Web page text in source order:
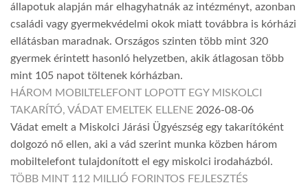
állapotuk alapján már elhagyhatnák az intézményt, azonban
családi vagy gyermekvédelmi okok miatt továbbra is kórházi
ellátásban maradnak. Országos szinten több mint 320
gyermek érintett hasonló helyzetben, akik átlagosan több
mint 105 napot töltenek kórházban.
HÁROM MOBILTELEFONT LOPOTT EGY MISKOLCI
TAKARÍTÓ, VÁDAT EMELTEK ELLENE 2026-08-06
Vádat emelt a Miskolci Járási Ügyészség egy takarítóként
dolgozó nő ellen, aki a vád szerint munka közben három
mobiltelefont tulajdonított el egy miskolci irodaházból.
TÖBB MINT 112 MILLIÓ FORINTOS FEJLESZTÉS